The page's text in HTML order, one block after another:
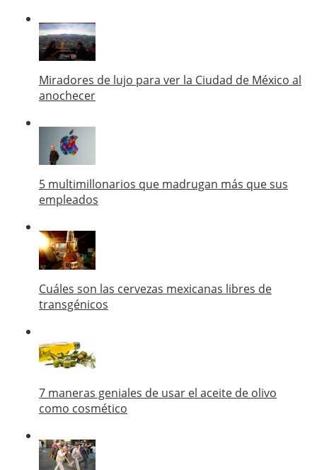
Miradores de lujo para ver la Ciudad de México al
anochecer
5 multimillonarios que madrugan más que sus
empleados
Cuáles son las cervezas mexicanas libres de
transgénicos
7 maneras geniales de usar el aceite de olivo
como cosmético